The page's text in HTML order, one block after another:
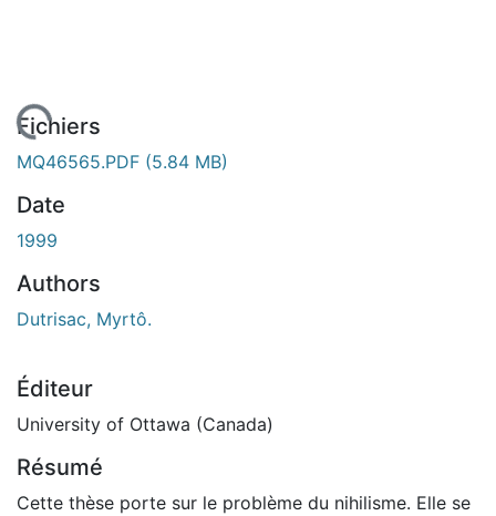
Fichiers
MQ46565.PDF (5.84 MB)
Date
1999
Authors
Dutrisac, Myrtô.
Éditeur
University of Ottawa (Canada)
Résumé
Cette thèse porte sur le problème du nihilisme. Elle se